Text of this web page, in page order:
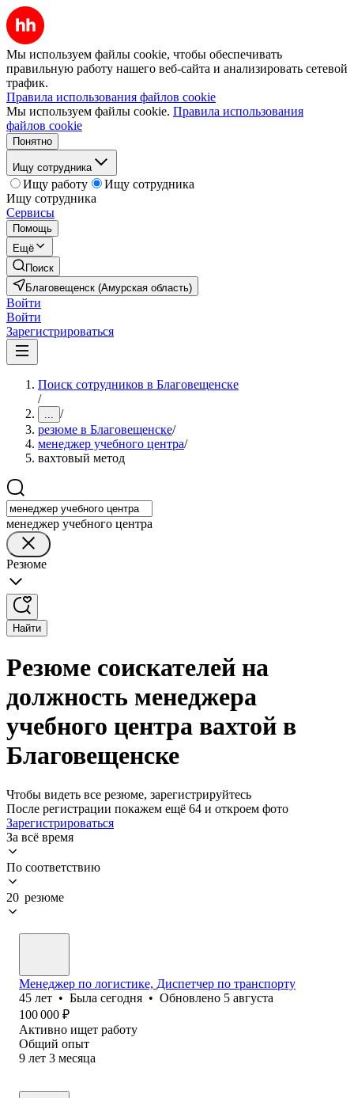
Мы используем файлы cookie, чтобы обеспечивать
правильную работу нашего веб-сайта и анализировать сетевой
трафик.
Правила использования файлов cookie
Мы используем файлы cookie. Правила использования
файлов cookie
Понятно
Ищу сотрудника
Ищу работу
Ищу сотрудника
Ищу сотрудника
Сервисы
Помощь
Ещё
Поиск
Благовещенск (Амурская область)
Войти
Войти
Зарегистрироваться
Поиск сотрудников в Благовещенске
/
... /
резюме в Благовещенске/
менеджер учебного центра/
вахтовый метод
менеджер учебного центра
Резюме
Найти
Резюме соискателей на
должность менеджера
учебного центра вахтой в
Благовещенске
Чтобы видеть все резюме, зарегистрируйтесь
После регистрации покажем ещё 64 и откроем фото
Зарегистрироваться
За всё время
По соответствию
20 резюме
Менеджер по логистике, Диспетчер по транспорту
45 лет • Была сегодня • Обновлено 5 августа
100 000 ₽
Активно ищет работу
Общий опыт
9 лет 3 месяца